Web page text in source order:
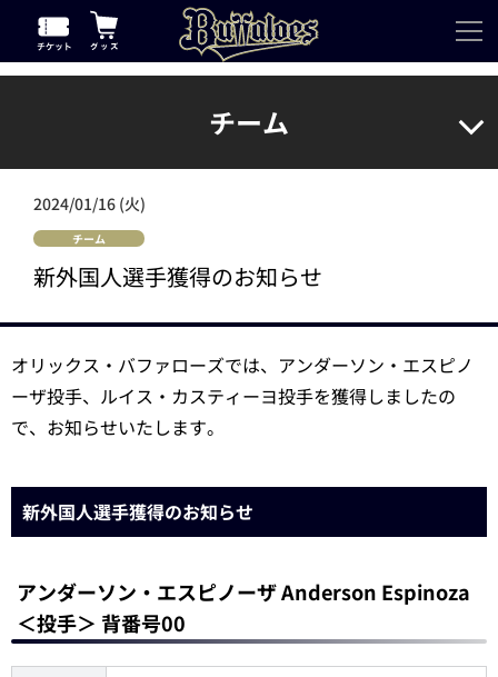
チーム
2024/01/16 (火)
チーム
新外国人選手獲得のお知らせ
オリックス・バファローズでは、アンダーソン・エスピノ
ーザ投手、ルイス・カスティーヨ投手を獲得しましたの
で、お知らせいたします。
新外国人選手獲得のお知らせ
アンダーソン・エスピノーザ Anderson Espinoza
＜投手＞ 背番号00